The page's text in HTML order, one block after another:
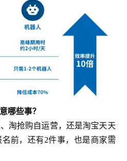
些事？
抢购自运营，还是淘宝天天
前，还有2件事，也是商家需